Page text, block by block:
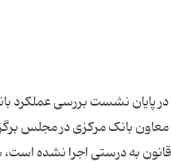
در پایان نشست بررسی عملکرد
معاون بانک مرکزی در مجلس